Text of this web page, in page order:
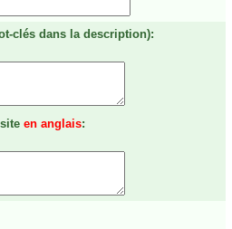
clés dans la description):
en anglais: